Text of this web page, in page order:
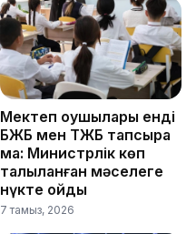
Мектеп оқушылары енді
БЖБ мен ТЖБ тапсыра
ма: Министрлік көп
талқыланған мәселеге
нүкте қойды
7 тамыз, 2026